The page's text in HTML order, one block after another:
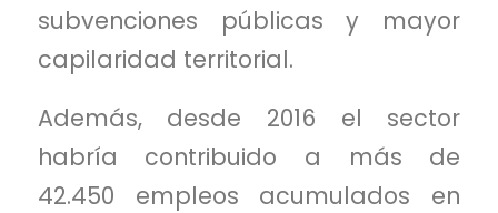
subvenciones públicas y mayor
capilaridad territorial.
Además, desde 2016 el sector
habría contribuido a más de
42.450 empleos acumulados en